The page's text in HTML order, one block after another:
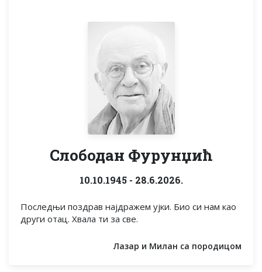
Слободан Фурунџић
10.10.1945 - 28.6.2026.
Последњи поздрав најдражем ујки. Био си нам као
други отац. Хвала ти за све.
Лазар и Милан са породицом